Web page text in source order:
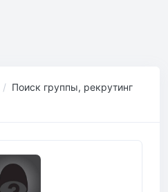
Поиск группы, рекрутинг